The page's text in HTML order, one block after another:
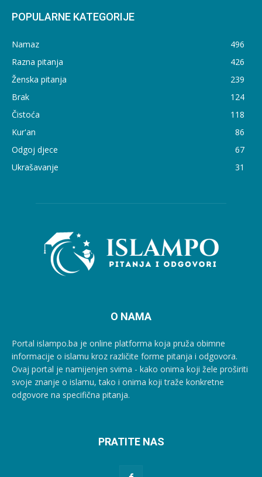
POPULARNE KATEGORIJE
Namaz
496
Razna pitanja
426
Ženska pitanja
239
Brak
124
Čistoća
118
Kur'an
86
Odgoj djece
67
Ukrašavanje
31
O NAMA
Portal islampo.ba je online platforma koja pruža obimne
informacije o islamu kroz različite forme pitanja i odgovora.
Ovaj portal je namijenjen svima - kako onima koji žele proširiti
svoje znanje o islamu, tako i onima koji traže konkretne
odgovore na specifična pitanja.
PRATITE NAS